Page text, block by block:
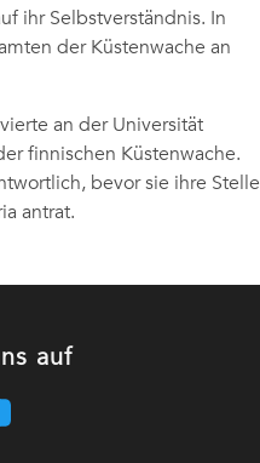
ihr Selbstverständnis. In
der Küstenwache an
an der Universität
finnischen Küstenwache.
bevor sie ihre Stelle
antrat.
auf